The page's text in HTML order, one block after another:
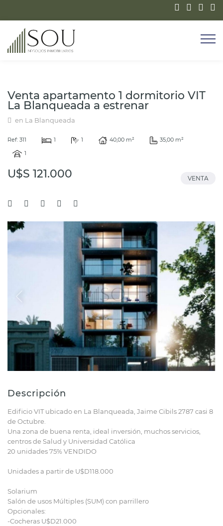
Venta apartamento 1 dormitorio VIT
La Blanqueada a estrenar
en La Blanqueada
Ref: 311 1 1 40,00 m²
35,00 m²
1
U$S 121.000 VENTA
Descripción
Edificio VIT ubicado en La Blanqueada, Jaime Cibils 2787 casi 8
de Octubre.
Una zona de buena renta, ideal inversión, muchos servicios,
centros de Salud y Universidad Católica
20 unidades 75% VENDIDO
Unidades a partir de U$D118.000
Solarium
Salón de usos Múltiples (SUM) con parrillero
Opcionales:
-Cocheras U$D21.000